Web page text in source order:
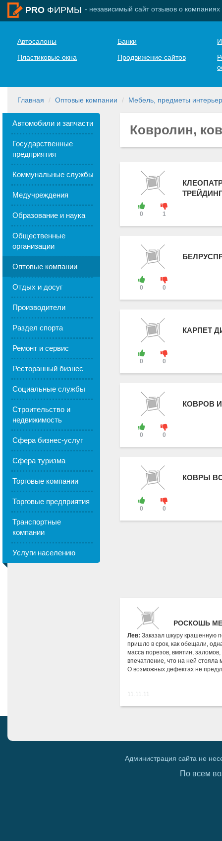
PRO ФИРМЫ - независимый сайт отзывов о компаниях
Автосалоны Банки
Пластиковые окна
Продвижение сайтов
Главная Оптовые компании Мебель, предметы
Автомобили и запчасти
Государственные
предприятия
Коммунальные службы
Медучреждения
Образование и наука
Общественные
организации
Оптовые компании
Отдых и досуг
Производители
Раздел спорта
Ремонт и сервис
Ресторанный бизнес
Социальные службы
Строительство и
недвижимость
Сфера бизнес-услуг
Сфера туризма
Торговые компании
Торговые предприятия
Транспортные
компании
Услуги населению
Ковролин,
0 1
0 0
0 0
КАРПЕТ
0 0
КОВРОВ И
0 0
КОВРЫ
РОСКОШЬ
Лев: Заказал шкуру крашенную
пришло в срок, как обещали,
масса порезов, вмятин, заломов,
впечатление, что на ней стояла
О возможных дефектах не
11.11.11
Администрация сайта не
По всем